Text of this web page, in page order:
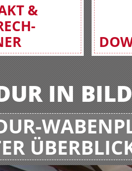
&
IN